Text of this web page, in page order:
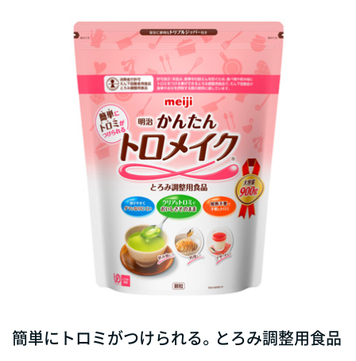
簡単にトロミがつけられる。とろみ調整用食品